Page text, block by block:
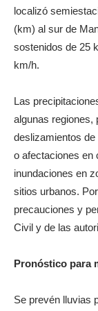
localizó
(km) al sur de
sostenidos de 25
km/h.
Las
algunas regiones,
deslizamientos
o afectaciones
inundaciones en
sitios urbanos.
precauciones y
Civil y de las
Pronóstico para
Se prevén lluvias